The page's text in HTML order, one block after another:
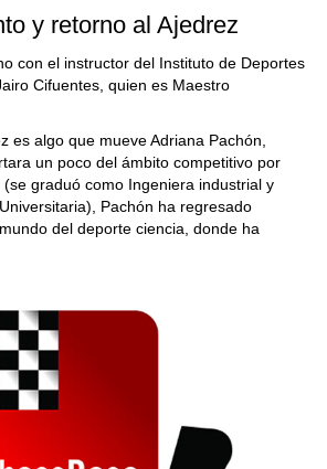
y retorno al Ajedrez
con el instructor del Instituto de Deportes
Cifuentes, quien es Maestro
es algo que mueve Adriana Pachón,
un poco del ámbito competitivo por
graduó como Ingeniera industrial y
Pachón ha regresado
del deporte ciencia, donde ha